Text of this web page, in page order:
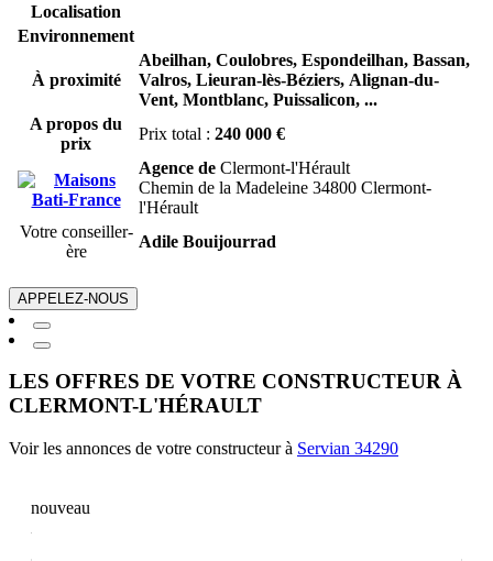
Localisation
Environnement
À proximité
Abeilhan, Coulobres, Espondeilhan, Bassan,
Valros, Lieuran-lès-Béziers, Alignan-du-
Vent, Montblanc, Puissalicon, ...
A propos du
prix
Prix total : 240 000 €
Agence de Clermont-l'Hérault
Chemin de la Madeleine 34800 Clermont-
l'Hérault
Votre conseiller-
ère
Adile Bouijourrad
APPELEZ-NOUS
LES OFFRES DE VOTRE CONSTRUCTEUR À
CLERMONT-L'HÉRAULT
Voir les annonces de votre constructeur à Servian 34290
nouveau